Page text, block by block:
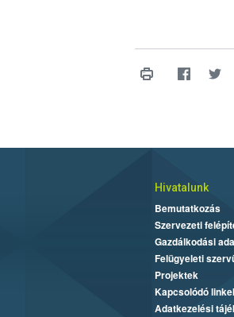
Hivatalunk
Bemutatkozás
Szervezeti
Gazdálkodási
Felügyeleti
Projektek
Kapcsolódó
Adatkezelési